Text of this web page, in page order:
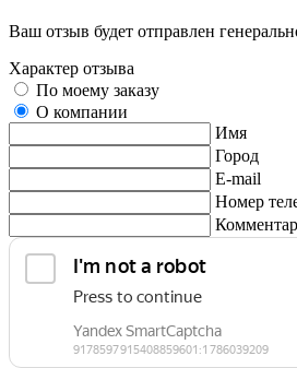
Ваш отзыв будет отправлен
Характер отзыва
По моему заказу
О компании
Имя
Город
E-mail
Номер